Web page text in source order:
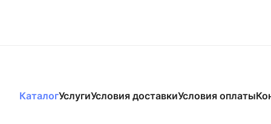
КаталогУслугиУсловия доставкиУсловия оплаты